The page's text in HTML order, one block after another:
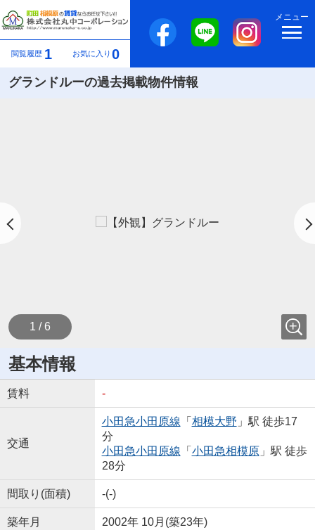
閲覧履歴 1 お気に入り 0
メニュー
グランドルーの過去掲載物件情報
1 / 6
基本情報
賃料 -
交通
小田急小田原線 「 相模大野 」駅 徒歩17
分
小田急小田原線 「 小田急相模原」駅 徒歩
28分
間取り(面積) -(-)
築年月 2002年 10月(築23年)